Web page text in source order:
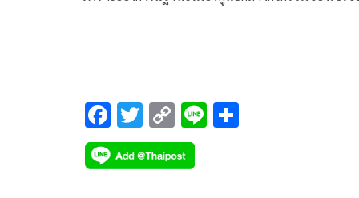
ที่จะไม่มีวันลืม
F
ac
e
T
wi
tt
C
o
p
Li